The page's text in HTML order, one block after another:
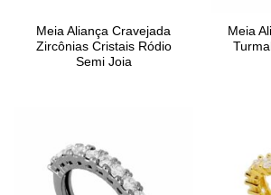
Meia Aliança Cravejada
Zircônias Cristais Ródio
Semi Joia
Meia